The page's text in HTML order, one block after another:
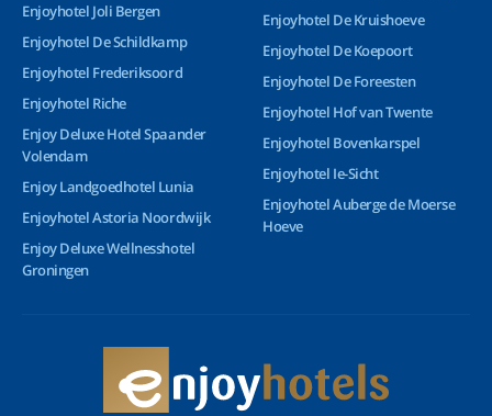
Enjoyhotel Joli Bergen
Enjoyhotel De Schildkamp
Enjoyhotel Frederiksoord
Enjoyhotel Riche
Enjoy Deluxe Hotel Spaander
Volendam
Enjoy Landgoedhotel Lunia
Enjoyhotel Astoria Noordwijk
Enjoy Deluxe Wellnesshotel
Groningen
Enjoyhotel De Kruishoeve
Enjoyhotel De Koepoort
Enjoyhotel De Foreesten
Enjoyhotel Hof van Twente
Enjoyhotel Bovenkarspel
Enjoyhotel Ie-Sicht
Enjoyhotel Auberge de Moerse
Hoeve